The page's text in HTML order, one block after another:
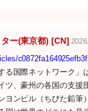
ー(東京都) [CN]
る国際ネットワーク
ツ、豪州の各国の支援
ンピル（ちびた鉛筆